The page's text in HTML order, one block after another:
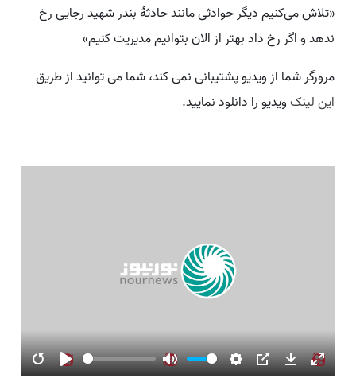
«تلاش می‌کنیم دیگر حوادثی مانند حادثۀ بندر شهید رجایی رخ
ندهد و اگر رخ داد بهتر از الان بتوانیم مدیریت کنیم»
مرورگر شما از ویدیو پشتیبانی نمی کند، شما می توانید از طریق
این لینکویدیو را دانلود نمایید.
RestartPlay Mute Settings
PIP Download
Enter